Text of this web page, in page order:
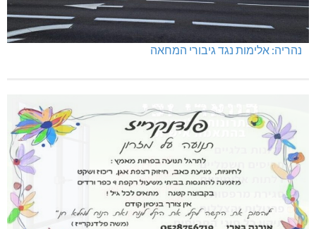
נהריה: אלימות נגד גיבורי המחאה